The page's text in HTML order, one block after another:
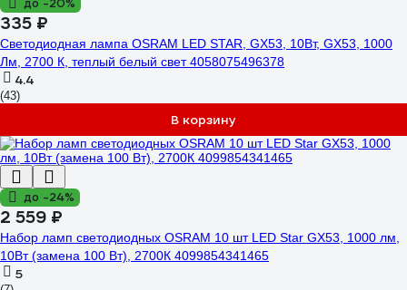
до -20%
335 ₽
Светодиодная лампа OSRAM LED STAR, GX53, 10Вт, GX53, 1000
Лм, 2700 К, теплый белый свет 4058075496378
4.4
(43)
В корзину
до -24%
2 559 ₽
Набор ламп светодиодных OSRAM 10 шт LED Star GX53, 1000 лм,
10Вт (замена 100 Вт), 2700К 4099854341465
5